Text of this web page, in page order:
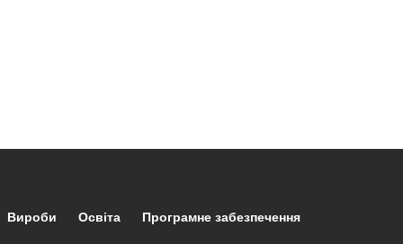
Footer main navigation
Вироби Освіта Програмне забезпечення